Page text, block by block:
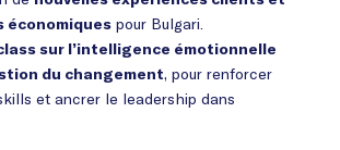
économiques pour Bulgari.
sur l’intelligence émotionnelle
du changement, pour renforcer
et ancrer le leadership dans